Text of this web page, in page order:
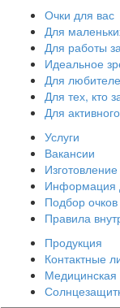
Очки для вас
Для
Для работы
Идеальное
Для
Для тех, кто
Для
Услуги
Вакансии
Информация
Подбор очков
Правила
Продукция
Контактные
Медицинская